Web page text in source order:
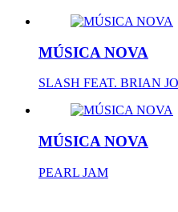
MÚSICA NOVA
SLASH FEAT. BRIAN
MÚSICA NOVA
PEARL JAM